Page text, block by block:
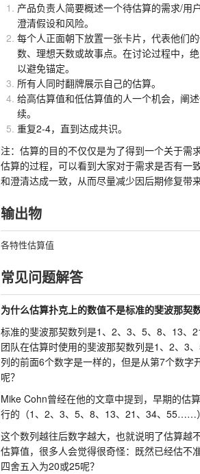
产品负责人简要概述一个待估算的需求/用
澄清假设和风险。
每个人正面朝下放置一张卡片，代表他们
数、理想天数或故事点。在讨论过程中，
以避免锚定。
所有人同时翻牌展示自己的估算。
给高估算值和低估算值的人一个机会，阐
续。
重复2-4，直到达成共识。
注：估算的目的不仅仅是为了得到一个关于需
估算的过程，可以看到大家对于需求是否有一
和澄清达成一致，从而尽量减少因后期修复带
输出物
各特性估算值
常见问题解答
为什么估算扑克上的数值不是标准的斐波那契
标准的斐波那契数列是1、2、3、5、8、13
团队在估算时使用的斐波那契数列是1、2、
列的前面6个数字是一样的，但是从第7个数字
呢？
Mike Cohn曾经在他的文章中提到，早期的估
行的（1、2、3、5、8、13、21、34、55……
这个数列越往后数字越大，也就说明了估算越
估算值，很多人会觉得很奇怪：既然已经估不
四舍五入为20或25呢？